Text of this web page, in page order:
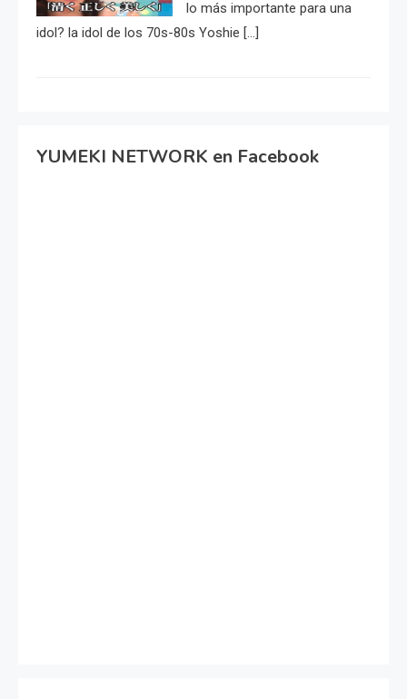
lo más importante para una
idol? la idol de los 70s-80s Yoshie […]
YUMEKI NETWORK en Facebook